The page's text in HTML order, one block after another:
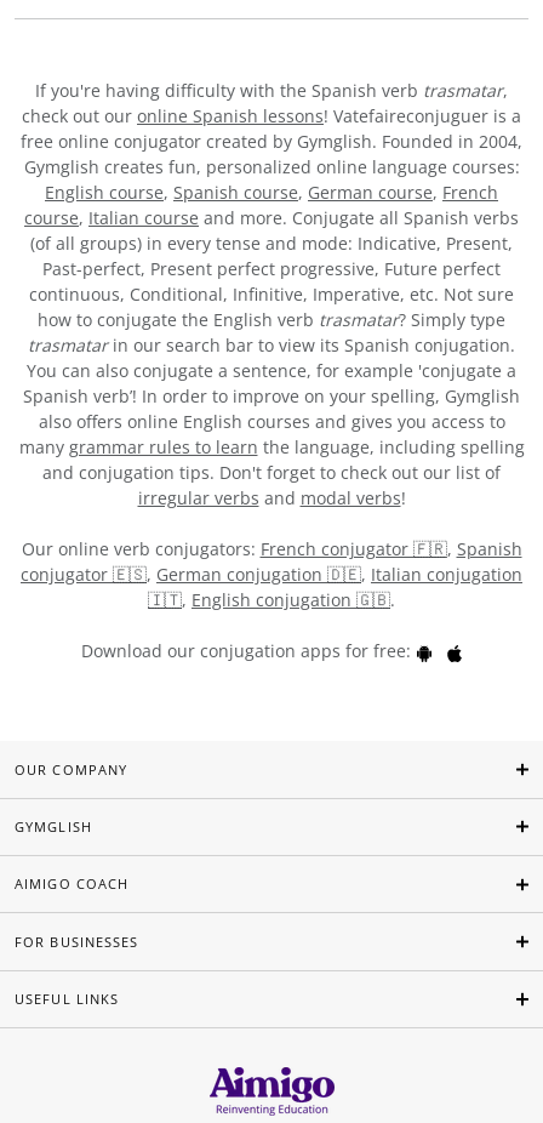
If you're having difficulty with the Spanish verb trasmatar,
check out our online Spanish lessons! Vatefaireconjuguer is a
free online conjugator created by Gymglish. Founded in 2004,
Gymglish creates fun, personalized online language courses:
English course, Spanish course, German course, French
course, Italian course and more. Conjugate all Spanish verbs
(of all groups) in every tense and mode: Indicative, Present,
Past-perfect, Present perfect progressive, Future perfect
continuous, Conditional, Infinitive, Imperative, etc. Not sure
how to conjugate the English verb trasmatar? Simply type
trasmatarin our search bar to view its Spanish conjugation.
You can also conjugate a sentence, for example 'conjugate a
Spanish verb’! In order to improve on your spelling, Gymglish
also offers online English courses and gives you access to
many grammar rules to learn the language, including spelling
and conjugation tips. Don't forget to check out our list of
irregular verbs and modal verbs!
Our online verb conjugators: French conjugator 🇫🇷, Spanish
conjugator 🇪🇸, German conjugation 🇩🇪, Italian conjugation
🇮🇹, English conjugation 🇬🇧.
Download our conjugation apps for free:
OUR COMPANY
GYMGLISH
AIMIGO COACH
FOR BUSINESSES
USEFUL LINKS